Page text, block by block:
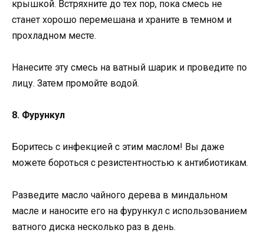
крышкой. Встряхните до тех пор, пока смесь не
станет хорошо перемешана и храните в темном и
прохладном месте.
Нанесите эту смесь на ватный шарик и проведите по
лицу. Затем промойте водой.
8. Фурункул
Боритесь с инфекцией с этим маслом! Вы даже
можете бороться с резистентностью к антибиотикам.
Разведите масло чайного дерева в миндальном
масле и наносите его на фурункул с использованием
ватного диска несколько раз в день.